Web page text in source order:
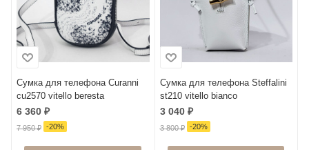
Сумка для телефона Curanni
cu2570 vitello beresta
6 360 ₽
7 950₽ -20%
Сумка для телефона Steffalini
st210 vitello bianco
3 040₽
3 800₽ -20%